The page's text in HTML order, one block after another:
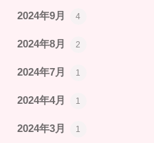
2024年9月 4
2024年8月 2
2024年7月 1
2024年4月 1
2024年3月 1